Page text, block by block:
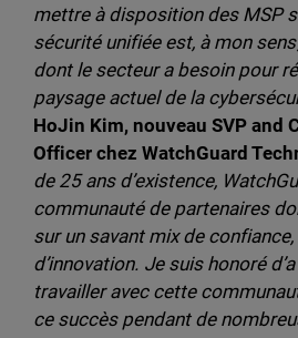
mettre à disposition des MSP
sécurité unifiée est, à mon
dont le secteur a besoin pour
paysage actuel de la
HoJin Kim, nouveau SVP and
Officer chez WatchGuard
de 25 ans d’existence,
communauté de partenaires
sur un savant mix de confiance,
d’innovation. Je suis honoré
travailler avec cette
ce succès pendant de